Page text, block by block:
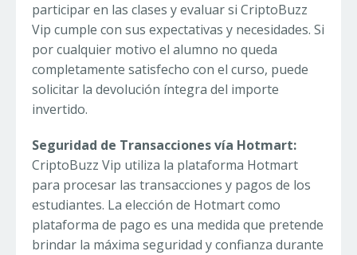
participar en las clases y evaluar si CriptoBuzz
Vip cumple con sus expectativas y necesidades. Si
por cualquier motivo el alumno no queda
completamente satisfecho con el curso, puede
solicitar la devolución íntegra del importe
invertido.
Seguridad de Transacciones vía Hotmart:
CriptoBuzz Vip utiliza la plataforma Hotmart
para procesar las transacciones y pagos de los
estudiantes. La elección de Hotmart como
plataforma de pago es una medida que pretende
brindar la máxima seguridad y confianza durante